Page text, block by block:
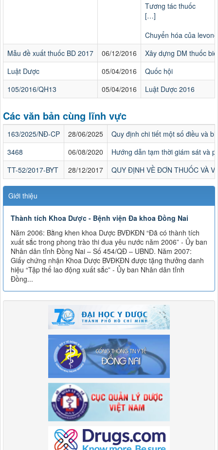
Tương tác thuốc
[…]
Chuyển hóa của
Mẫu đề xuất thuốc BD 2017
06/12/2016
Xây dựng DM thuốc
Luật Dược
05/04/2016
Quốc hội
105/2016/QH13
05/04/2016 Luật Dược 2016
Các văn bản cùng lĩnh vực
163/2025/NĐ-CP 28/06/2025
Quy định chi tiết một số điều và
3468
06/08/2020
Hướng dẫn tạm thời giám sát và
TT-52/2017-BYT
28/12/2017 QUY ĐỊNH VỀ ĐƠN THUỐC VÀ
Giới thiệu
Thành tích Khoa Dược - Bệnh viện Đa khoa Đồng Nai
Năm 2006: Bằng khen khoa Dược BVĐKĐN “Đã có thành tích
xuất sắc trong phong trào thi đua yêu nước năm 2006” - Ủy ban
Nhân dân tỉnh Đồng Nai – Số 454/QĐ – UBND. Năm 2007:
Giấy chứng nhận Khoa Dược BVĐKĐN được tặng thưởng danh
hiệu “Tập thể lao động xuất sắc” - Ủy ban Nhân dân tỉnh
Đồng...